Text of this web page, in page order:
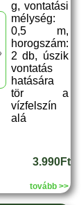
g, vontatási
mélység:
0,5 m,
horogszám:
2 db, úszik
vontatás
hatására
tör a
vízfelszín
alá
3.990Ft
tovább >>